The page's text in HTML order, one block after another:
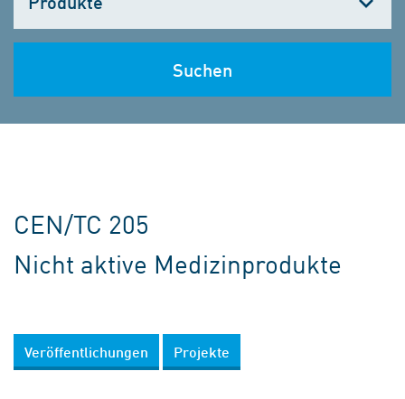
wählen
Suchen
CEN/TC 205
Nicht aktive Medizinprodukte
Veröffentlichungen Projekte